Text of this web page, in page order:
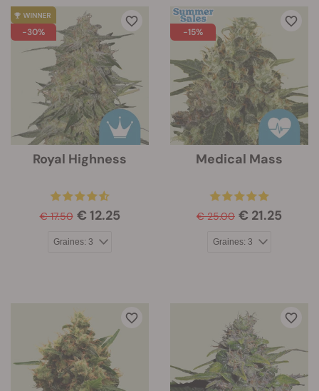
-30%
Royal Highness
€ 17.50 € 12.25
-15%
Medical Mass
€ 25.00 € 21.25